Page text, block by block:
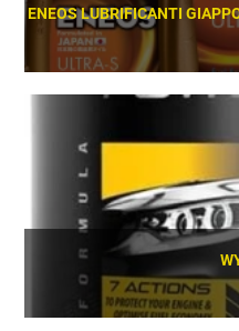
ENEOS LUBRIFICANTI